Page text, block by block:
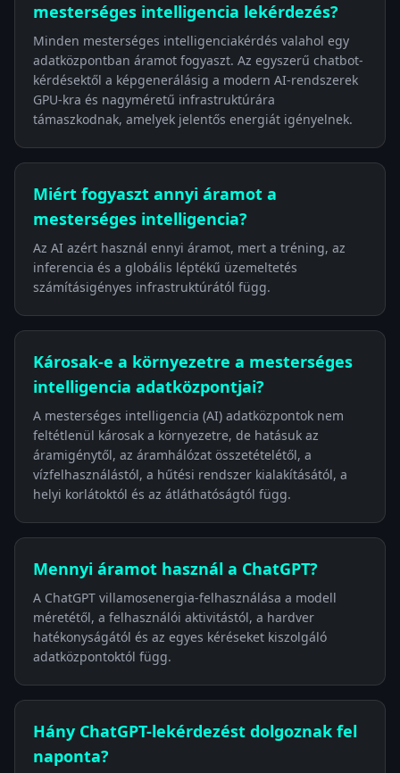
mesterséges intelligencia lekérdezés?
Minden mesterséges intelligenciakérdés valahol egy
adatközpontban áramot fogyaszt. Az egyszerű chatbot-
kérdésektől a képgenerálásig a modern AI-rendszerek
GPU-kra és nagyméretű infrastruktúrára
támaszkodnak, amelyek jelentős energiát igényelnek.
Miért fogyaszt annyi áramot a
mesterséges intelligencia?
Az AI azért használ ennyi áramot, mert a tréning, az
inferencia és a globális léptékű üzemeltetés
számításigényes infrastruktúrától függ.
Károsak-e a környezetre a mesterséges
intelligencia adatközpontjai?
A mesterséges intelligencia (AI) adatközpontok nem
feltétlenül károsak a környezetre, de hatásuk az
áramigénytől, az áramhálózat összetételétől, a
vízfelhasználástól, a hűtési rendszer kialakításától, a
helyi korlátoktól és az átláthatóságtól függ.
Mennyi áramot használ a ChatGPT?
A ChatGPT villamosenergia-felhasználása a modell
méretétől, a felhasználói aktivitástól, a hardver
hatékonyságától és az egyes kéréseket kiszolgáló
adatközpontoktól függ.
Hány ChatGPT-lekérdezést dolgoznak fel
naponta?